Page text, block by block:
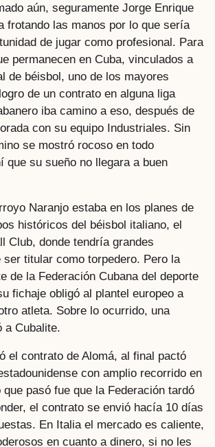
aún, seguramente Jorge Enrique
frotando las manos por lo que sería
de jugar como profesional. Para
permanecen en Cuba, vinculados a
de béisbol, uno de los mayores
de un contrato en alguna liga
iba camino a eso, después de
con su equipo Industriales. Sin
se mostró rocoso en todo
que su sueño no llegara a buen
Naranjo estaba en los planes de
históricos del béisbol italiano, el
Club, donde tendría grandes
ser titular como torpedero. Pero la
de la Federación Cubana del deporte
fichaje obligó al plantel europeo a
atleta. Sobre lo ocurrido, una
a Cubalite.
el contrato de Alomá, al final pactó
con amplio recorrido en
que pasó fue que la Federación tardó
el contrato se envió hacía 10 días
En Italia el mercado es caliente,
en cuanto a dinero, si no les